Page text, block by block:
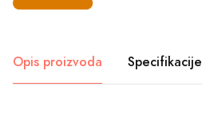
Opis proizvoda Specifikacije